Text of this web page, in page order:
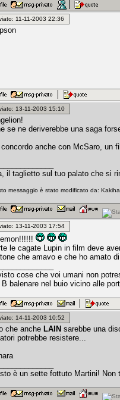
11-11-2003 22:36
13-11-2003 15:10
se ne deriverebbe una saga
anche con McSaro, un
il taglietto sul tuo palato che si
messaggio è stato modificato da:
13-11-2003 17:54
le cagate Lupin in film deve
che amavo e che ho amato
cose che voi umani non
B balenare nel buio vicino alle
14-11-2003 10:52
che anche LAIN sarebbe una
potrebbe resistere...
è un sette fottuto Martini! Non